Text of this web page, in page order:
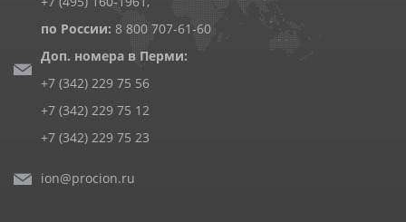
по России: 8 800 707-61-60
Доп. номера в Перми:
+7 (342) 229 75 56
+7 (342) 229 75 12
+7 (342) 229 75 23
ion@procion.ru